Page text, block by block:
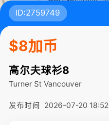
ID:2759749
$8加币
高尔夫球衫8
Turner St Vancouver
发布时间 2026-07-20 18:52